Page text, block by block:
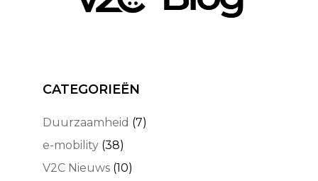
CATEGORIEËN
Duurzaamheid (7)
e-mobility (38)
V2C Nieuws (10)